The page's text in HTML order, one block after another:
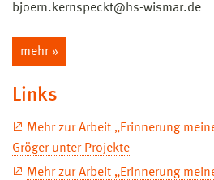
bjoern.kernspeckt@hs-wismar.de
mehr »
Links
Mehr zur Arbeit „Erinnerung
Gröger unter Projekte
Mehr zur Arbeit „Erinnerung